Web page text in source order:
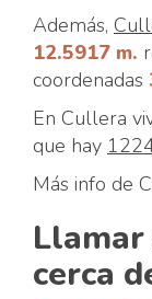
Además,
12.5917 m.
coordenadas
En Cullera
que hay
Más info de
cerca